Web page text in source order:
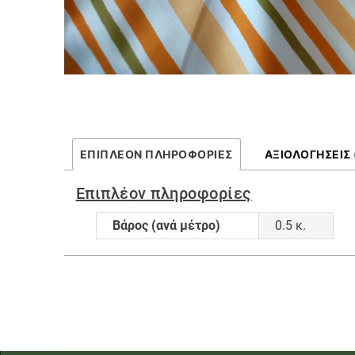
ΕΠΙΠΛΈΟΝ ΠΛΗΡΟΦΟΡΊΕΣ ΑΞΙΟΛΟΓΉΣΕΙΣ
Επιπλέον πληροφορίες
Βάρος (ανά μέτρο) 0.5 κ.